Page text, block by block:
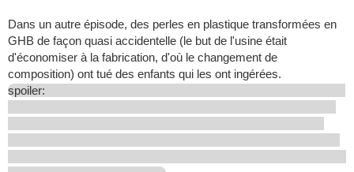
Dans un autre épisode, des perles en plastique transformées en
GHB de façon quasi accidentelle (le but de l'usine était
d'économiser à la fabrication, d'où le changement de
composition) ont tué des enfants qui les ont ingérées.
spoiler: